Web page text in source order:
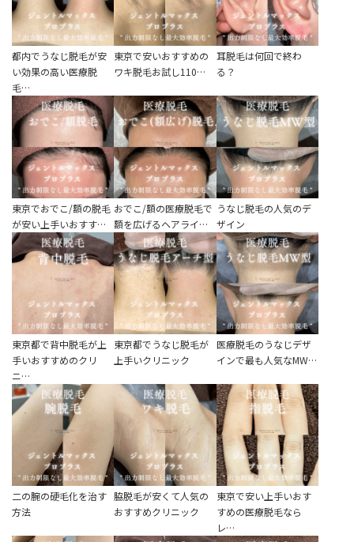
手の甲
膝
胸
80代
90代
Region
地域から探す
東京
大阪
名古屋
仙台
福岡
都内でうなじ脱毛が安
い効果の高い医療脱
毛…
東京で安いおすすめの
ワキ脱毛お試し110…
耳脱毛は何回で終わ
る？
東京でおでこ/額の脱毛
が安い上手いおすす…
おでこ/額の医療脱毛で
額を広げるヘアライ…
うなじ脱毛の人気のデ
ザイン
東京都で背中脱毛が上
手いおすすめのクリ
ニ…
東京都でうなじ脱毛が
上手いクリニック
医療脱毛のうなじデザ
インで最も人気なMW…
二の腕の硬毛化を治す
方法
脇脱毛が安くて人気の
おすすめクリニック
東京で安い上手いおす
すめの医療脱毛なら
レ…